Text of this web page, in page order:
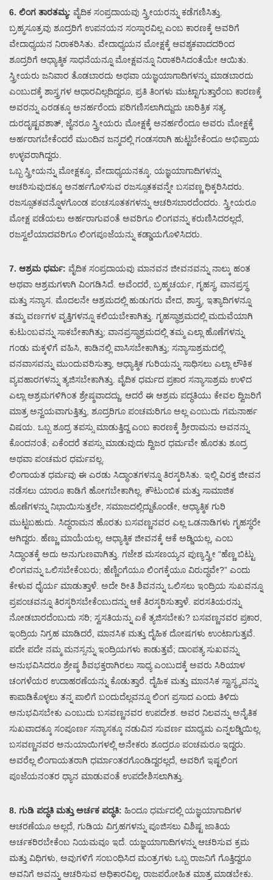
6. ಲಿಂಗ ತಾರತಮ್ಯ: ವೈದಿಕ ಸಂಪ್ರದಾಯವು ಸ್ತ್ರೀಯರನ್ನು ಕಡೆಗಣಿಸಿತ್ತು.
ಬ್ರಹ್ಮಸೂತ್ರವು ಶೂದ್ರರಿಗೆ ಉಪನಯನ ಸಂಸ್ಕಾರವಿಲ್ಲ ಎಂಬ ಕಾರಣಕ್ಕೆ ಅವರಿಗೆ
ವೇದಾಧ್ಯಯನ ನಿರಾಕರಿಸಿತು. ವೇದಾಧ್ಯಯನ ಮೋಕ್ಷಕ್ಕೆ ಆವಶ್ಯಕವಾದದರಿಂದ
ಶೂದ್ರರಿಗೆ ಆಧ್ಯಾತ್ಮಿಕ ಸಾಧನೆಯನ್ನೂ ಮೋಕ್ಷವನ್ನೂ ನಿರಾಕರಿಸಿದಂತೆಯೇ ಆಯಿತು.
ಸ್ತ್ರೀಯರು ಜನಿವಾರ ತೊಡಬಾರದು ಅಥವಾ ಯಜ್ಞಯಾಗಾದಿಗಳನ್ನು ಮಾಡಬಾರದು
ಎಂಬುದಕ್ಕೆ ಶಾಸ್ತ್ರಗಳ ಆಧಾರವಿಲ್ಲದಿದ್ದರೂ, ಪ್ರತಿ ತಿಂಗಳು ಮುಟ್ಟಾಗುತ್ತಾರೆಂಬ ಕಾರಣಕ್ಕೆ
ಅವರನ್ನು ಎರಡಕ್ಕೂ ಅನರ್ಹರೆಂದು ಪರಿಗಣಿಸಲಾಗಿದ್ದುದು ಚಾರಿತ್ರಿಕ ಸತ್ಯ.
ದುರದೃಷ್ಟವಶಾತ್, ಜೈನರೂ ಸ್ತ್ರೀಯರು ಮೋಕ್ಷಕ್ಕೆ ಅನರ್ಹರೆಂದೂ ಅವರು ಮೋಕ್ಷಕ್ಕೆ
ಅರ್ಹರಾಗಬೇಕೆಂದರೆ ಮುಂದಿನ ಜನ್ಮದಲ್ಲಿ ಗಂಡಸರಾಗಿ ಹುಟ್ಟಬೇಕೆಂದೂ ಅಭಿಪ್ರಾಯ
ಉಳ್ಳವರಾಗಿದ್ದರು.
ಒಬ್ಬ ಸ್ತ್ರೀಯನ್ನು ಮೋಕ್ಷಕ್ಕೂ, ವೇದಾಧ್ಯಯನಕ್ಕೂ, ಯಜ್ಞಯಾಗಾದಿಗಳನ್ನು
ಆಚರಿಸುವುದಕ್ಕೂ ಅನರ್ಹಗೊಳಿಸುವ ರಜಸ್ಸೂತಕವನ್ನೇ ಬಸವಣ್ಣ ಧಿಕ್ಕರಿಸಿದರು.
ರಜಸ್ಸೂತಕವನ್ನೊಳಗೊಂಡ ಪಂಚಸೂತಕಗಳನ್ನು ಆಚರಿಸಬಾರದೆಂದರು. ಸ್ತ್ರೀಯರೂ
ಮೋಕ್ಷ ಪಡೆಯಲು ಅರ್ಹರಾಗುವಂತೆ ಅವರಿಗೂ ಲಿಂಗವನ್ನು ಕರುಣಿಸಿದರಲ್ಲದೆ,
ರಜಸ್ವಲೆಯಾದವರಿಗೂ ಲಿಂಗಪೂಜೆಯನ್ನು ಕಡ್ಡಾಯಗೊಳಿಸಿದರು.
7. ಆಶ್ರಮ ಧರ್ಮ: ವೈದಿಕ ಸಂಪ್ರದಾಯವು ಮಾನವನ ಜೀವನವನ್ನು ನಾಲ್ಕು ಹಂತ
ಅಥವಾ ಆಶ್ರಮಗಳಾಗಿ ವಿಂಗಡಿಸಿದೆ. ಅವೆಂದರೆ, ಬ್ರಹ್ಮಚರ್ಯ, ಗೃಹಸ್ಥ, ವಾನಪ್ರಸ್ಥ
ಮತ್ತು ಸನ್ಯಾಸ. ಮೊದಲನೇ ಆಶ್ರಮದಲ್ಲಿ ಹುಡುಗರು ವೇದ, ಶಾಸ್ತ್ರ, ಇತ್ಯಾದಿಗಳನ್ನೂ
ತಮ್ಮ ವರ್ಣಗಳ ವೃತ್ತಿಗಳನ್ನೂ ಕಲಿಯಬೇಕಾಗಿತ್ತು. ಗೃಹಸ್ಥಾಶ್ರಮದಲ್ಲಿ ಮದುವೆಯಾಗಿ
ಕುಟುಂಬವನ್ನು ಸಾಕಬೇಕಾಗಿತ್ತು; ವಾನಪ್ರಸ್ಥಾಶ್ರಮದಲ್ಲಿ ತಮ್ಮ ಎಲ್ಲಾ ಹೊಣೆಗಳನ್ನು
ಗಂಡು ಮಕ್ಕಳಿಗೆ ವಹಿಸಿ, ಕಾಡಿನಲ್ಲಿ ವಾಸಿಸಬೇಕಾಗಿತ್ತು; ಸನ್ಯಾಸಾಶ್ರಮದಲ್ಲಿ
ವನವಾಸವನ್ನು ಮುಂದುವರಿಸುತ್ತಾ, ಆಧ್ಯಾತ್ಮಿಕ ಗುರಿಯನ್ನು ಸಾಧಿಸಲು ಎಲ್ಲಾ ಲೌಕಿಕ
ವ್ಯವಹಾರಗಳನ್ನು ತ್ಯಜಿಸಬೇಕಾಗಿತ್ತು. ವೈದಿಕ ಧರ್ಮದ ಪ್ರಕಾರ ಸನ್ಯಾಸಾಶ್ರಮ ಉಳಿದ
ಎಲ್ಲಾ ಆಶ್ರಮಗಳಿಗಿಂತ ಶ್ರೇಷ್ಠವಾದದ್ದು. ಆದರೆ ಈ ಆಶ್ರಮ ಪದ್ಧತಿಯು ಕೇವಲ ದ್ವಿಜರಿಗೆ
ಮಾತ್ರ ಅನ್ವಯವಾಗುತ್ತಿತ್ತು, ಶೂದ್ರರಿಗೂ ಪಂಚಮರಿಗೂ ಅಲ್ಲ ಎಂಬುದು ಗಮನಾರ್ಹ
ವಿಷಯ. ಒಬ್ಬ ಶೂದ್ರ ತಪಸ್ಸು ಮಾಡುತ್ತಿದ್ದ ಎಂಬ ಕಾರಣಕ್ಕೆ ಶ್ರೀರಾಮನು ಅವನನ್ನು
ಕೊಂದನಂತೆ; ಏಕೆಂದರೆ ತಪಸ್ಸು ಮಾಡುವುದು ದ್ವಿಜರ ಧರ್ಮವೇ ಹೊರತು ಶೂದ್ರ
ಅಥವಾ ಪಂಚಮರ ಧರ್ಮವಲ್ಲ.
ಲಿಂಗಾಯತ ಧರ್ಮವು ಈ ಎರಡು ಸಿದ್ಧಾಂತಗಳನ್ನೂ ತಿರಸ್ಕರಿಸಿತು. ಇಲ್ಲಿ ವಿರಕ್ತ ಜೀವನ
ನಡೆಸಲು ಯಾರೂ ಕಾಡಿಗೆ ಹೋಗಬೇಕಾಗಿಲ್ಲ. ಕೌಟುಂಬಿಕ ಮತ್ತು ಸಾಮಾಜಿಕ
ಹೊಣೆಗಳನ್ನು ನಿಭಾಯಿಸುತ್ತಲೇ, ಸಮಾಜದಲ್ಲಿದ್ದುಕೊಂಡೇ, ಆಧ್ಯಾತ್ಮಿಕ ಗುರಿ
ಮುಟ್ಟಬಹುದು. ಸಿದ್ಧರಾಮನ ಹೊರತು ಬಸವಣ್ಣನವರ ಎಲ್ಲ ಒಡನಾಡಿಗಳು ಗೃಹಸ್ಥರೇ
ಆಗಿದ್ದರು. ಹೆಣ್ಣು ಮಾಯೆಯಲ್ಲ, ಆಧ್ಯಾತ್ಮಿಕ ಜೀವನಕ್ಕೆ ಆಕೆ ಅಡ್ಡಿಯಲ್ಲ, ಎಂಬ
ಸಿದ್ಧಾಂತಕ್ಕೆ ಅದು ಅನುಗುಣವಾಗಿತ್ತು. ಗಜೇಶ ಮಸಣಯ್ಯನ ಪುಣ್ಯಸ್ತ್ರೀ “ಹೆಣ್ಣ ಬಿಟ್ಟು
ಲಿಂಗವನ್ನು ಒಲಿಸಬೇಕೆಂಬರು; ಹೆಣ್ಣಿಂಗೆಯೂ ಲಿಂಗಕ್ಕೆಯೂ ವಿರುದ್ಧವೇ?” ಎಂದು
ಕೇಳುವ ಧೈರ್ಯ ಮಾಡುತ್ತಾಳೆ. ಅದೇ ರೀತಿ ಶಿವನನ್ನು ಒಲಿಸಲು ಇಂದ್ರಿಯ ಸುಖವನ್ನೂ
ಪ್ರಪಂಚವನ್ನೂ ತಿರಸ್ಕರಿಸಬೇಕೆಂಬುದನ್ನು ಆಕೆ ತಿರಸ್ಕರಿಸುತ್ತಾಳೆ. ಪರಸತಿಯರನ್ನು
ನೋಡಬಾರದೆಂಬುದು ಸರಿ; ಸ್ವಸತಿಯನ್ನು ಏಕೆ ತ್ಯಜಿಸಬೇಕು? ಬಸವಣ್ಣನವರ ಪ್ರಕಾರ,
ಇಂದ್ರಿಯ ನಿಗ್ರಹ ಮಾಡಿದರೆ, ಮಾನಸಿಕ ಮತ್ತು ದೈಹಿಕ ದೋಷಗಳು ಉಂಟಾಗುತ್ತವೆ.
ಪದೇ ಪದೇ ನಮ್ಮ ಮನಸ್ಸನ್ನು ಇಂದ್ರಿಯಗಳು ಕಾಡುತ್ತವೆ; ದಾಂಪತ್ಯ ಸುಖವನ್ನು
ಅನುಭವಿಸಿದರೂ ಶ್ರೇಷ್ಠ ಶಿವಭಕ್ತರಾಗಿರಲು ಸಾಧ್ಯ ಎಂಬುದಕ್ಕೆ ಅವರು ಸಿರಿಯಾಳ
ಚಂಗಳೆಯರ ಉದಾಹರಣೆಯನ್ನು ಕೊಡುತ್ತಾರೆ. ದೈಹಿಕ ಮತ್ತು ಮಾನಸಿಕ ಸ್ವಾಸ್ಥ್ಯವನ್ನು
ಕಾಪಾಡಿಕೊಳ್ಳಲು ತನ್ನ ಪಾಲಿಗೆ ಬಂದುದೆಲ್ಲವನ್ನೂ ಲಿಂಗ ಪ್ರಸಾದ ಎಂದು ತಿಳಿದು
ಅನುಭವಿಸಬೇಕು ಎಂಬುದು ಬಸವಣ್ಣನವರ ಉಪದೇಶ. ಅವರ ನಿಲವನ್ನು ಅನೈತಿಕ
ಸುಖವಾದಕ್ಕೂ ಸಂಪೂರ್ಣ ಸನ್ಯಾಸಕ್ಕೂ ನಡುವಿನ ಸುವರ್ಣ ಮಾಧ್ಯಮ ಎನ್ನಲಡ್ಡಿಯಿಲ್ಲ.
ಬಸವಣ್ಣನವರ ಅನುಯಾಯಿಗಳಲ್ಲಿ ಅನೇಕರು ಶೂದ್ರರೂ ಪಂಚಮರೂ ಇದ್ದರು.
ಅವರೆಲ್ಲ ಲಿಂಗಾಯತರಾಗಿ ಧರ್ಮಾಂತರಗೊಂಡಿದ್ದರಲ್ಲದೆ, ಅವರಿಗೆ ಇಷ್ಟಲಿಂಗ
ಪೂಜೆಯನಂತರ ಧ್ಯಾನ ಮಾಡುವಂತೆ ಉಪದೇಶಿಸಲಾಗಿತ್ತು.
8. ಗುಡಿ ಪದ್ಧತಿ ಮತ್ತು ಅರ್ಚಕ ಪದ್ಧತಿ: ಹಿಂದೂ ಧರ್ಮದಲ್ಲಿ ಯಜ್ಞಯಾಗಾದಿಗಳ
ಆಚರಣೆಯೂ ಅಲ್ಲದೆ, ಗುಡಿಯ ವಿಗ್ರಹಗಳನ್ನು ಪೂಜಿಸಲು ವಿಶಿಷ್ಟ ಜಾತಿಯ
ಅರ್ಚಕರಿರಬೇಕೆಂಬ ನಿಯಮವೂ ಇದೆ. ಯಜ್ಞಯಾಗಾದಿಗಳನ್ನು ಆಚರಿಸುವ ಕ್ರಮ
ಮತ್ತು ವಿಧಿಗಳು, ಅವುಗಳಿಗೆ ಸಂಬಂಧಿಸಿದ ಮಂತ್ರಗಳು ಒಬ್ಬ ರಾಜನಿಗೆ ಗೊತ್ತಿದ್ದರೂ
ಅವನಿಗೆ ಅವನ್ನು ಆಚರಿಸುವ ಅಧಿಕಾರವಿಲ್ಲ, ರಾಜಪರೋಹಿತ ಮಾತ್ರ ಮಾಡಬೇಕು.